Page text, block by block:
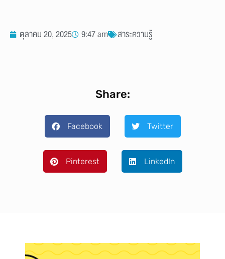
ตุลาคม 20, 2025 9:47 am สาระความรู้
Share:
Facebook Twitter
Pinterest LinkedIn